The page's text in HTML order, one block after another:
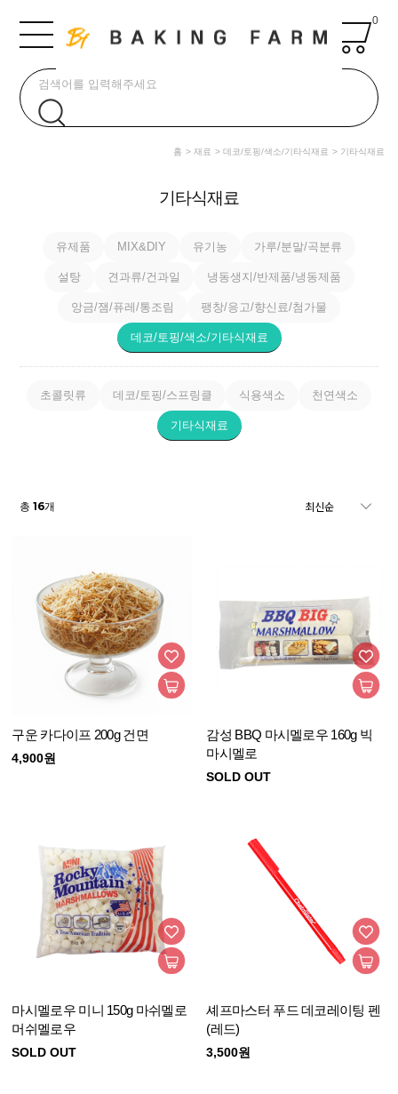
0
홈 재료 데코/토핑/색소/기타식재료 기타식재료
기타식재료
유제품 MIX&DIY 유기농 가루/분말/곡분류
설탕 견과류/건과일 냉동생지/반제품/냉동제품
앙금/잼/퓨레/통조림 팽창/응고/향신료/첨가물
데코/토핑/색소/기타식재료
초콜릿류 데코/토핑/스프링클 식용색소 천연색소
기타식재료
총16개
구운 카다이프 200g 건면
4,900원
감성 BBQ 마시멜로우 160g 빅
마시멜로
SOLD OUT
마시멜로우 미니 150g 마쉬멜로
머쉬멜로우
SOLD OUT
셰프마스터 푸드 데코레이팅 펜
(레드)
3,500원